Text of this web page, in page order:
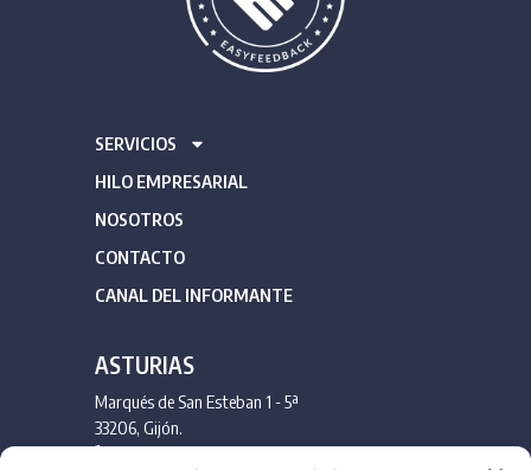
SERVICIOS
HILO EMPRESARIAL
NOSOTROS
CONTACTO
CANAL DEL INFORMANTE
ASTURIAS
Marqués de San Esteban 1 - 5ª
33206, Gijón.
985 175 051